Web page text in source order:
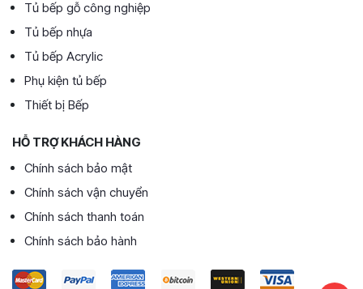
Tủ bếp gỗ công nghiệp
Tủ bếp nhựa
Tủ bếp Acrylic
Phụ kiện tủ bếp
Thiết bị Bếp
HỖ TRỢ KHÁCH HÀNG
Chính sách bảo mật
Chính sách vận chuyển
Chính sách thanh toán
Chính sách bảo hành